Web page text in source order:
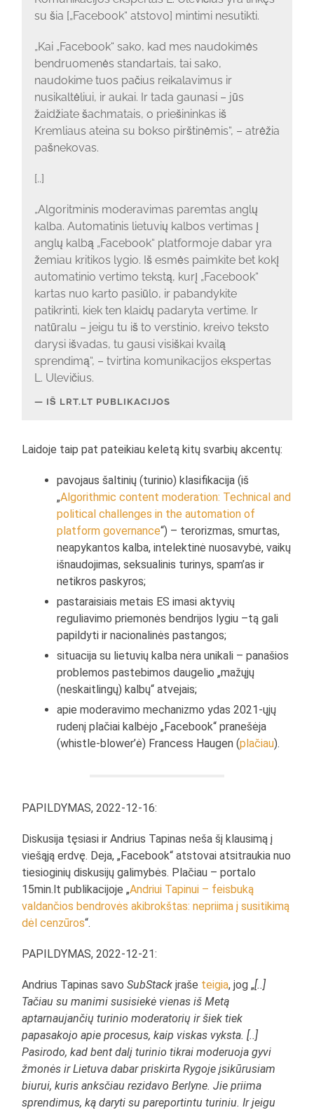
su šia [„Facebook“ atstovo] mintimi nesutikti.
„Kai „Facebook“ sako, kad mes naudokimės
bendruomenės standartais, tai sako,
naudokime tuos pačius reikalavimus ir
nusikaltėliui, ir aukai. Ir tada gaunasi – jūs
žaidžiate šachmatais, o priešininkas iš
Kremliaus ateina su bokso pirštinėmis“, – atrėžia
pašnekovas.
[..]
„Algoritminis moderavimas paremtas anglų
kalba. Automatinis lietuvių kalbos vertimas į
anglų kalbą „Facebook“ platformoje dabar yra
žemiau kritikos lygio. Iš esmės paimkite bet kokį
automatinio vertimo tekstą, kurį „Facebook“
kartas nuo karto pasiūlo, ir pabandykite
patikrinti, kiek ten klaidų padaryta vertime. Ir
natūralu – jeigu tu iš to verstinio, kreivo teksto
darysi išvadas, tu gausi visiškai kvailą
sprendimą“, – tvirtina komunikacijos ekspertas
L. Ulevičius.
IŠ LRT.LT PUBLIKACIJOS
Laidoje taip pat pateikiau keletą kitų svarbių akcentų:
pavojaus šaltinių (turinio) klasifikacija (iš
„Algorithmic content moderation: Technical and
political challenges in the automation of
platform governance“) – terorizmas, smurtas,
neapykantos kalba, intelektinė nuosavybė, vaikų
išnaudojimas, seksualinis turinys, spam’as ir
netikros paskyros;
pastaraisiais metais ES imasi aktyvių
reguliavimo priemonės bendrijos lygiu –tą gali
papildyti ir nacionalinės pastangos;
situacija su lietuvių kalba nėra unikali – panašios
problemos pastebimos daugelio „mažųjų
(neskaitlingų) kalbų“ atvejais;
apie moderavimo mechanizmo ydas 2021-ųjų
rudenį plačiai kalbėjo „Facebook“ pranešėja
(whistle-blower’ė) Francess Haugen (plačiau).
PAPILDYMAS, 2022-12-16:
Diskusija tęsiasi ir Andrius Tapinas neša šį klausimą į
viešąją erdvę. Deja, „Facebook“ atstovai atsitraukia nuo
tiesioginių diskusijų galimybės. Plačiau – portalo
15min.lt publikacijoje „Andriui Tapinui – feisbuką
valdančios bendrovės akibrokštas: nepriima į susitikimą
dėl cenzūros“.
PAPILDYMAS, 2022-12-21:
Andrius Tapinas savoSubStack įraše teigia, jog „[..]
Tačiau su manimi susisiekė vienas iš Metą
aptarnaujančių turinio moderatorių ir šiek tiek
papasakojo apie procesus, kaip viskas vyksta. [..]
Pasirodo, kad bent dalį turinio tikrai moderuoja gyvi
žmonės ir Lietuva dabar priskirta Rygoje įsikūrusiam
biurui, kuris anksčiau rezidavo Berlyne. Jie priima
sprendimus, ką daryti su pareportintu turiniu. Ir jeigu